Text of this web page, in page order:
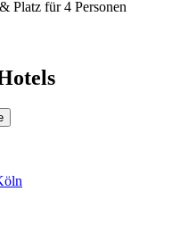
Platz für 4 Personen